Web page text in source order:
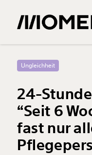
0Treffer
Ungleichheit
24-
“Seit 6
fast nur